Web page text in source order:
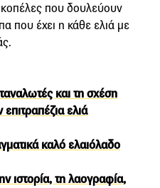
κοπέλες που δουλεύουν
που έχει η κάθε ελιά με
και τη σχέση
ελιά
καλό ελαιόλαδο
ιστορία, τη λαογραφία,